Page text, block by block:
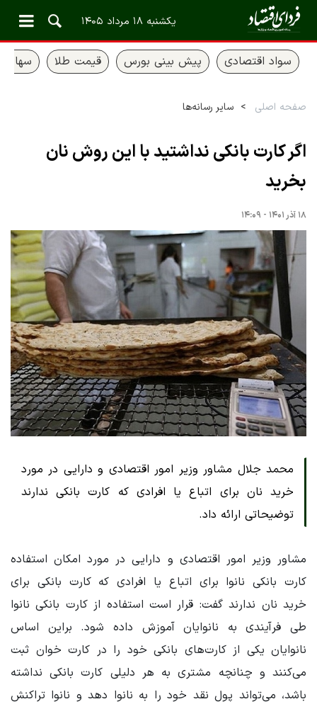
یکشنبه ۱۸ مرداد ۱۴۰۵
سواد اقتصادی پیش بینی بورس قیمت طلا سهام
صفحه اصلی سایر رسانه‌ها
اگر کارت بانکی نداشتید با این روش نان
بخرید
۱۸ آذر ۱۴۰۱ - ۱۴:۰۹
محمد جلال مشاور وزیر امور اقتصادی و دارایی در مورد
خرید نان برای اتباع یا افرادی که کارت بانکی ندارند
توضیحاتی ارائه داد.
مشاور وزیر امور اقتصادی و دارایی در مورد امکان استفاده
کارت بانکی نانوا برای اتباع یا افرادی که کارت بانکی برای
خرید نان ندارند گفت: قرار است استفاده از کارت بانکی نانوا
طی فرآیندی به نانوایان آموزش داده شود. براین اساس
نانوایان یکی از کارت‌های بانکی خود را در کارت خوان ثبت
می‌کنند و چنانچه مشتری به هر دلیلی کارت بانکی نداشته
باشد، می‌تواند پول نقد خود را به نانوا دهد و نانوا تراکنش